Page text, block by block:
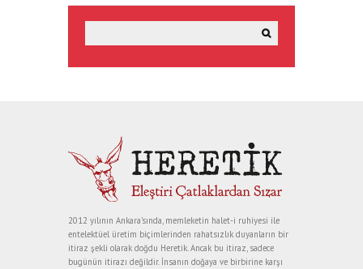
2012 yılının Ankara’sında, memleketin halet-i ruhiyesi ile
entelektüel üretim biçimlerinden rahatsızlık duyanların bir
itiraz şekli olarak doğdu Heretik. Ancak bu itiraz, sadece
bugünün itirazı değildir. İnsanın doğaya ve birbirine karşı